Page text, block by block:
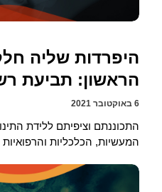
היפרדות שליה
הראשון: תביעת
6 באוקטובר 2021
התכוננתם וציפיתם ללידת
המעשיות, הכלכליות